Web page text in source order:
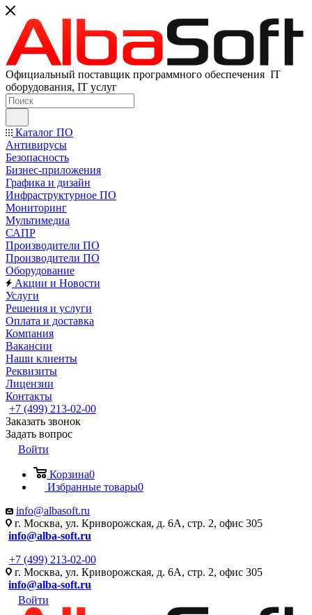
Официальный поставщик программного обеспечения IT
оборудования, IT услуг
Каталог ПО
Антивирусы
Безопасность
Бизнес-приложения
Графика и дизайн
Инфраструктурное ПО
Мониторинг
Мультимедиа
САПР
Производители ПО
Производители ПО
Оборудование
Акции и Новости
Услуги
Решения и услуги
Оплата и доставка
Компания
Вакансии
Наши клиенты
Реквизиты
Лицензии
Контакты
+7 (499) 213-02-00
Заказать звонок
Задать вопрос
Войти
Корзина0
Избранные товары0
info@albasoft.ru
г. Москва, ул. Криворожская, д. 6А, стр. 2, офис 305
info@alba-soft.ru
+7 (499) 213-02-00
г. Москва, ул. Криворожская, д. 6А, стр. 2, офис 305
info@alba-soft.ru
Войти